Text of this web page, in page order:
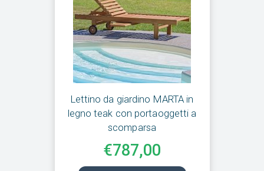
Lettino da giardino MARTA in
legno teak con portaoggetti a
scomparsa
€787,00